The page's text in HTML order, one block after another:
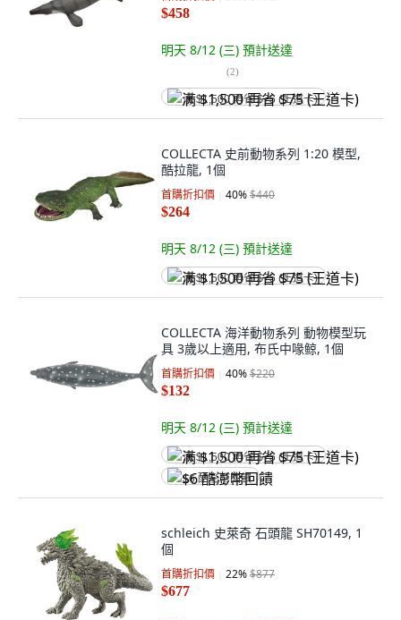
$458
明天 8/12 (三) 預計送達
(2)
满 $1,500 再省 $75 (王道卡)
COLLECTA 史前動物系列 1:20 模型,
酷拉龍, 1個
首購折扣價 40%$440
$264
明天 8/12 (三) 預計送達
满 $1,500 再省 $75 (王道卡)
COLLECTA 海洋動物系列 動物模型玩
具 3歲以上適用, 布氏中喙鲸, 1個
首購折扣價 40%$220
$132
明天 8/12 (三) 預計送達
满 $1,500 再省 $75 (王道卡)
$6 酷澎幣回饋
schleich 史萊奇 石頭龍 SH70149, 1
個
首購折扣價 22%$877
$677